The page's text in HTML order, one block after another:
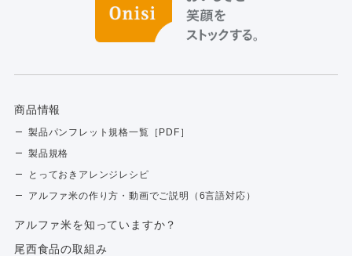
商品情報
製品パンフレット規格一覧［PDF］
製品規格
とっておきアレンジレシピ
アルファ米の作り方・動画でご説明（6言語対応）
アルファ⽶を知っていますか？
尾西食品の取組み